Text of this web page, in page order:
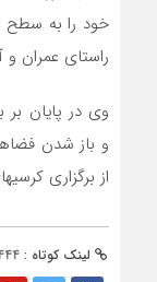
خود را به سطح
راستای عمران
و باز شدن
از برگزاری کرسی‎های آزاد اندیشی ترس داشته باشند.
لینک کوتاه :